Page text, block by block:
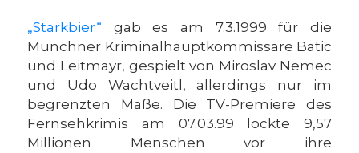
„Starkbier“ gab es am 7.3.1999 für die
Münchner Kriminalhauptkommissare Batic
und Leitmayr, gespielt von Miroslav Nemec
und Udo Wachtveitl, allerdings nur im
begrenzten Maße. Die TV-Premiere des
Fernsehkrimis am 07.03.99 lockte 9,57
Millionen Menschen vor ihre